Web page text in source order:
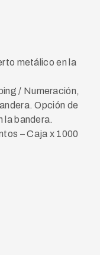
metálico en la
/ Numeración,
Opción de
la bandera.
– Caja x 1000